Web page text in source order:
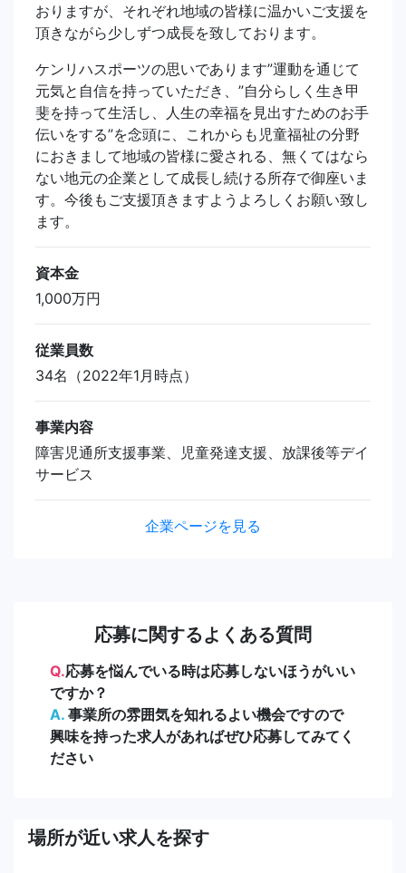
おりますが、それぞれ地域の皆様に温かいご支援を
頂きながら少しずつ成長を致しております。
ケンリハスポーツの思いであります”運動を通じて
元気と自信を持っていただき、”自分らしく生き甲
斐を持って生活し、人生の幸福を見出すためのお手
伝いをする”を念頭に、これからも児童福祉の分野
におきまして地域の皆様に愛される、無くてはなら
ない地元の企業として成長し続ける所存で御座いま
す。今後もご支援頂きますようよろしくお願い致し
ます。
資本金
1,000万円
従業員数
34名（2022年1月時点）
事業内容
障害児通所支援事業、児童発達支援、放課後等デイ
サービス
企業ページを見る
応募に関するよくある質問
Q.応募を悩んでいる時は応募しないほうがいい
ですか？
A. 事業所の雰囲気を知れるよい機会ですので
興味を持った求人があればぜひ応募してみてく
ださい
場所が近い求人を探す